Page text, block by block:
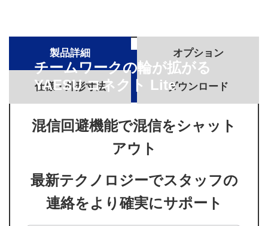
製品詳細 オプション
仕様・外形寸法 ダウンロード
チームワークの輪が拡がる
YAESU コネクト Lite
混信回避機能で混信をシャット
アウト
最新テクノロジーでスタッフの
連絡をより確実にサポート